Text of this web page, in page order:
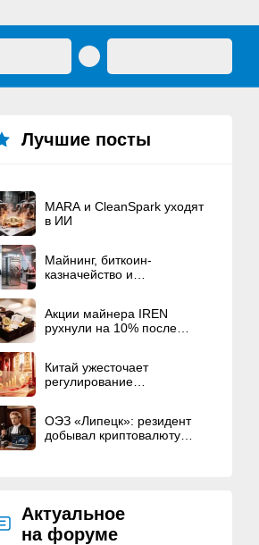
Лучшие посты
MARA и CleanSpark уходят
в ИИ
Майнинг, биткоин-
казначейство и
Акции майнера IREN
рухнули на 10% после
основателям
Китай ужесточает
регулирование
ОЭЗ «Липецк»: резидент
добывал криптовалюту
Актуальное
на форуме